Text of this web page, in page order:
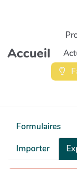
Aller au contenu
Accueil
Formulaires
Importer